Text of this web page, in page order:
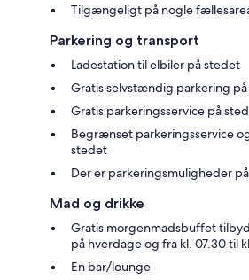
Tilgængeligt på nogle
Parkering og transport
Ladestation til elbiler på stedet
Gratis selvstændig parkering
Gratis parkeringsservice på
Begrænset parkeringsservice
stedet
Der er parkeringsmuligheder
Mad og drikke
Gratis morgenmadsbuffet
på hverdage og fra kl. 07.30 til
En bar/lounge